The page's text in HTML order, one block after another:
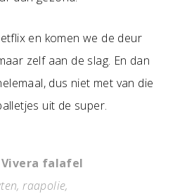
en komen we de deur
zelf aan de slag. En dan
dus niet met van die
uit de super.
Vivera falafel
raapolie,